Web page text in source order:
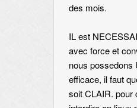
des mois.
IL est
avec force et
nous possedons
efficace, il faut
soit CLAIR. pour